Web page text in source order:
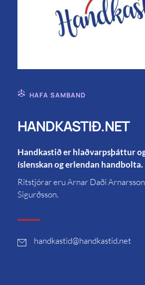
HAFA SAMBAND
HANDKASTIÐ.NET
Handkastið er hlaðvarpsþáttur
íslenskan og erlendan handbolta.
Ritstjórar eru Arnar Daði
Sigurðsson.
handkastid@handkastid.net